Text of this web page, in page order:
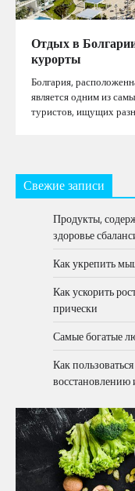
Отдых в
курорты
Болгария,
является одним из
туристов, ищущих
Свежие записи
Продукты,
здоровье
Как укрепить
Как ускорить
прически
Самые богатые
Как
восстановлению